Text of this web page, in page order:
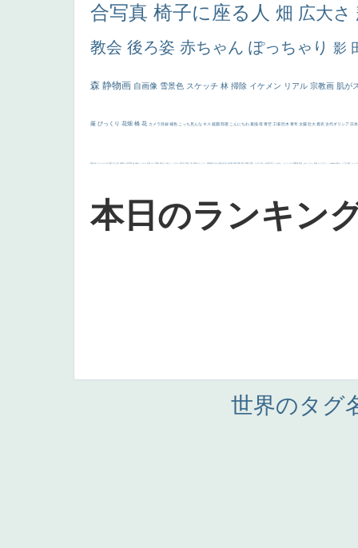
合写真 椅子に座る人 畑 広大さ
教会 後ろ姿 赤ちゃん ぽっちゃり 影
森 静物画 自画像 雪景色 スケッチ 林 掃除 イケメン リアル 宗教画 肌が
厳 びっくり 花畑 橋 花 カメラ目線 補色 こっち見んな キス 庭園 部屋 こんにちわ 素描 塔 青空 工場 巨木 青年 太陽 壮大 着衣 古代ギリシア 日
画質 last ヴィーナス 剣 白人少女 食事中 山本芳翠 麦 alciato ハーレム 女神 ローマ教皇 奥行き 火起こし シスター 東方の三博士 114514 かっこいい 受胎告知 天から覗き込む顔 設計図 挿絵 群衆 親子 裸婦 可愛い ピサロ ＃名画で学ぶ「たるみ」 ニーソックス 躍動感 黄色 こわい コート 畦道 レンブラント・ sekkusu 暖かい バブみ 靴下 ショッ
本日のランキン
世界のタグ